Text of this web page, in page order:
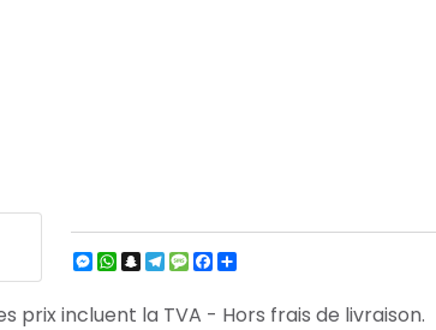
Messenger
WhatsApp
Snapchat
Telegram
Message
Facebook
prix incluent la TVA - Hors frais de livraison.